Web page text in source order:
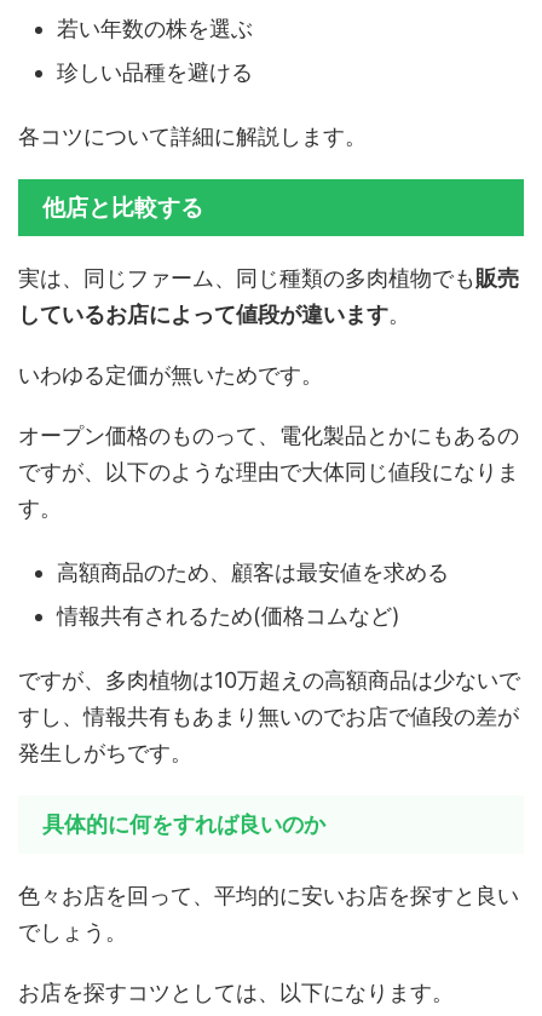
若い年数の株を選ぶ
珍しい品種を避ける
各コツについて詳細に解説します。
他店と比較する
実は、同じファーム、同じ種類の多肉植物でも販売
しているお店によって値段が違います。
いわゆる定価が無いためです。
オープン価格のものって、電化製品とかにもあるの
ですが、以下のような理由で大体同じ値段になりま
す。
高額商品のため、顧客は最安値を求める
情報共有されるため(価格コムなど)
ですが、多肉植物は10万超えの高額商品は少ないで
すし、情報共有もあまり無いのでお店で値段の差が
発生しがちです。
具体的に何をすれば良いのか
色々お店を回って、平均的に安いお店を探すと良い
でしょう。
お店を探すコツとしては、以下になります。